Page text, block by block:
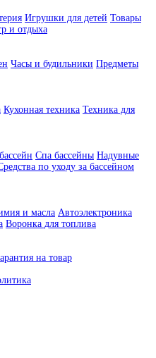
Игрушки для детей Товары
и отдыха
Часы и будильники Предметы
Кухонная техника Техника для
Спа бассейны Надувные
по уходу за бассейном
и масла Автоэлектроника
Воронка для топлива
на товар